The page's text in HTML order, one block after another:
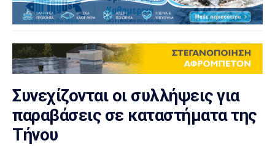
Συνεχίζονται οι συλλήψεις για
παραβάσεις σε καταστήματα της
Τήνου